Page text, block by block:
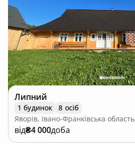
Липний
1 будинок
8 осіб
Яворів, Івано-Франківська область
від₴4 000доба